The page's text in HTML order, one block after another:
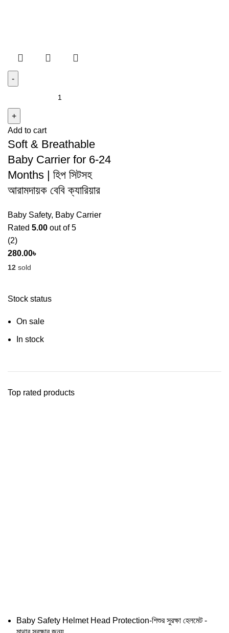
Stock status
On sale
In stock
Top rated products
Baby Safety Helmet Head Protection-শিশুর সুরক্ষা হেলমেট -
Add to cart
Soft & Breathable
Baby Carrier for 6-24
Months | হিপ সিটসহ
আরামদায়ক বেবি ক্যারিয়ার
Baby Safety, Baby Carrier
Rated 5.00 out of 5
(2)
280.00৳
12 sold